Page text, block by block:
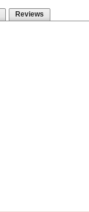
Reviews